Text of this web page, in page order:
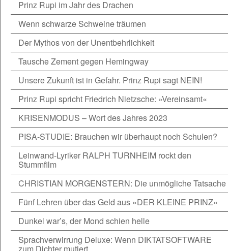
Prinz Rupi im Jahr des Drachen
Wenn schwarze Schweine träumen
Der Mythos von der Unentbehrlichkeit
Tausche Zement gegen Hemingway
Unsere Zukunft ist in Gefahr. Prinz Rupi sagt NEIN!
Prinz Rupi spricht Friedrich Nietzsche: »Vereinsamt«
KRISENMODUS – Wort des Jahres 2023
PISA-STUDIE: Brauchen wir überhaupt noch Schulen?
Leinwand-Lyriker RALPH TURNHEIM rockt den
Stummfilm
CHRISTIAN MORGENSTERN: Die unmögliche Tatsache
Fünf Lehren über das Geld aus »DER KLEINE PRINZ«
Dunkel war’s, der Mond schien helle
Sprachverwirrung Deluxe: Wenn DIKTATSOFTWARE